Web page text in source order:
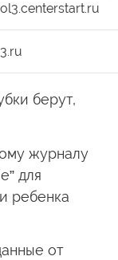
берут,
журналу
для
ребенка
от